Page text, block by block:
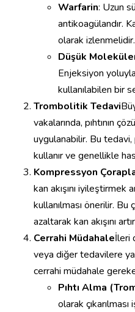
Warfarin: Uzun
antikoagülandır.
olarak izlenmelidir.
Düşük
Enjeksiyon
kullanılabilen bir
Trombolitik Tedavi
vakalarında, pıhtının
uygulanabilir. Bu tedavi,
kullanır ve genellikle
Kompressyon
kan akışını iyileştirmek
kullanılması önerilir.
azaltarak kan akışını
Cerrahi Müdahaleİleri
veya diğer tedavilere
cerrahi müdahale
Pıhtı Alma
olarak çıkarılması